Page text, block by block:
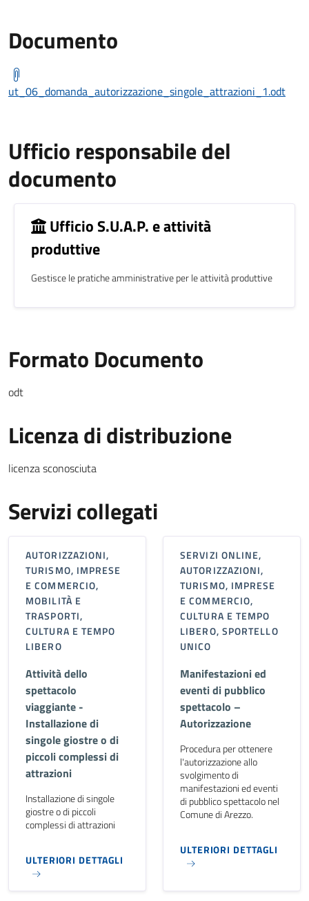
Documento
ut_06_domanda_autorizzazione_singole_attrazioni_1.odt
Ufficio responsabile del
documento
Ufficio S.U.A.P. e attività
produttive
Gestisce le pratiche amministrative per le attività produttive
Formato Documento
odt
Licenza di distribuzione
licenza sconosciuta
Servizi collegati
AUTORIZZAZIONI,
TURISMO, IMPRESE
E COMMERCIO,
MOBILITÀ E
TRASPORTI,
CULTURA E TEMPO
LIBERO
Attività dello
spettacolo
viaggiante -
Installazione di
singole giostre o di
piccoli complessi di
attrazioni
Installazione di singole
giostre o di piccoli
complessi di attrazioni
ULTERIORI DETTAGLI
SERVIZI ONLINE,
AUTORIZZAZIONI,
TURISMO, IMPRESE
E COMMERCIO,
CULTURA E TEMPO
LIBERO, SPORTELLO
UNICO
Manifestazioni ed
eventi di pubblico
spettacolo –
Autorizzazione
Procedura per ottenere
l'autorizzazione allo
svolgimento di
manifestazioni ed eventi
di pubblico spettacolo nel
Comune di Arezzo.
ULTERIORI DETTAGLI